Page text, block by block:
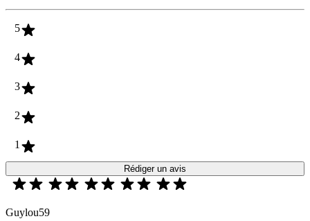
5
4
3
2
1
Rédiger un avis
Guylou59